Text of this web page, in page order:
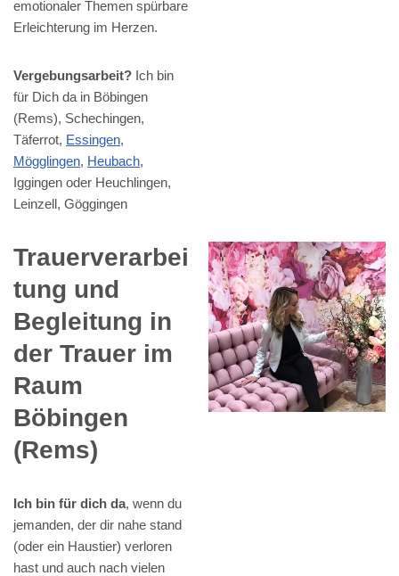
emotionaler Themen spürbare
Erleichterung im Herzen.
Vergebungsarbeit? Ich bin
für Dich da in Böbingen
(Rems), Schechingen,
Täferrot, Essingen,
Mögglingen, Heubach,
Iggingen oder Heuchlingen,
Leinzell, Göggingen
Trauerverarbei
tung und
Begleitung in
der Trauer im
Raum
Böbingen
(Rems)
Ich bin für dich da, wenn du
jemanden, der dir nahe stand
(oder ein Haustier) verloren
hast und auch nach vielen